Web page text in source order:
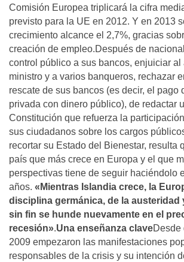
Comisión Europea triplicará la cifra
previsto para la UE en 2012. Y en 2013
crecimiento alcance el 2,7%, gracias
creación de empleo.Después de
control público a sus bancos, enjuiciar al
ministro y a varios banqueros, rechazar
rescate de sus bancos (es decir, el pago
privada con dinero público), de redactar
Constitución que refuerza la
sus ciudadanos sobre los cargos
recortar su Estado del Bienestar, resulta
país que más crece en Europa y el que
perspectivas tiene de seguir haciéndolo
años. «Mientras Islandia crece, la
disciplina germánica, de la austeridad
sin fin se hunde nuevamente en el
recesión».Una enseñanza claveDesde
2009 empezaron las manifestaciones
responsables de la crisis y su intención